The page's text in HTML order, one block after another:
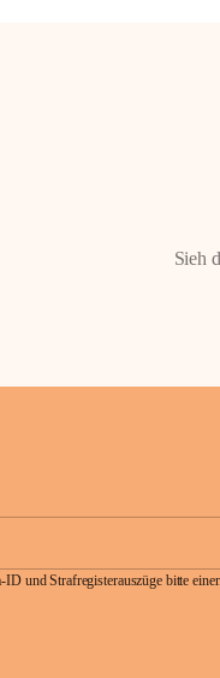
Sieh
und Strafregisterauszüge bitte